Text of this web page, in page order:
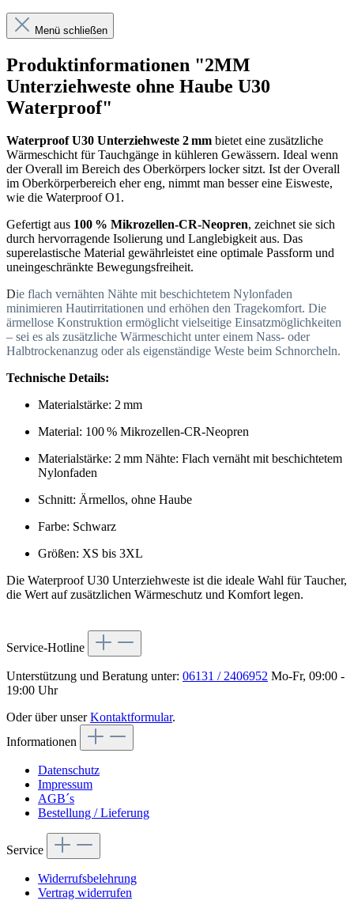
Menü schließen
Produktinformationen "2MM
Unterziehweste ohne Haube U30
Waterproof"
Waterproof U30 Unterziehweste 2 mm bietet eine zusätzliche
Wärmeschicht für Tauchgänge in kühleren Gewässern. Ideal wenn
der Overall im Bereich des Oberkörpers locker sitzt. Ist der Overall
im Oberkörperbereich eher eng, nimmt man besser eine Eisweste,
wie die Waterproof O1.
Gefertigt aus 100 % Mikrozellen-CR-Neopren, zeichnet sie sich
durch hervorragende Isolierung und Langlebigkeit aus. Das
superelastische Material gewährleistet eine optimale Passform und
uneingeschränkte Bewegungsfreiheit.
Die flach vernähten Nähte mit beschichtetem Nylonfaden
minimieren Hautirritationen und erhöhen den Tragekomfort. Die
ärmellose Konstruktion ermöglicht vielseitige Einsatzmöglichkeiten
– sei es als zusätzliche Wärmeschicht unter einem Nass- oder
Halbtrockenanzug oder als eigenständige Weste beim Schnorcheln.
Technische Details:
Materialstärke: 2 mm
Material: 100 % Mikrozellen-CR-Neopren
Materialstärke: 2 mm Nähte: Flach vernäht mit beschichtetem
Nylonfaden
Schnitt: Ärmellos, ohne Haube
Farbe: Schwarz
Größen: XS bis 3XL
Die Waterproof U30 Unterziehweste ist die ideale Wahl für Taucher,
die Wert auf zusätzlichen Wärmeschutz und Komfort legen.
Service-Hotline
Unterstützung und Beratung unter: 06131 / 2406952 Mo-Fr, 09:00 -
19:00 Uhr
Oder über unserKontaktformular.
Informationen
Datenschutz
Impressum
AGB´s
Bestellung / Lieferung
Service
Widerrufsbelehrung
Vertrag widerrufen